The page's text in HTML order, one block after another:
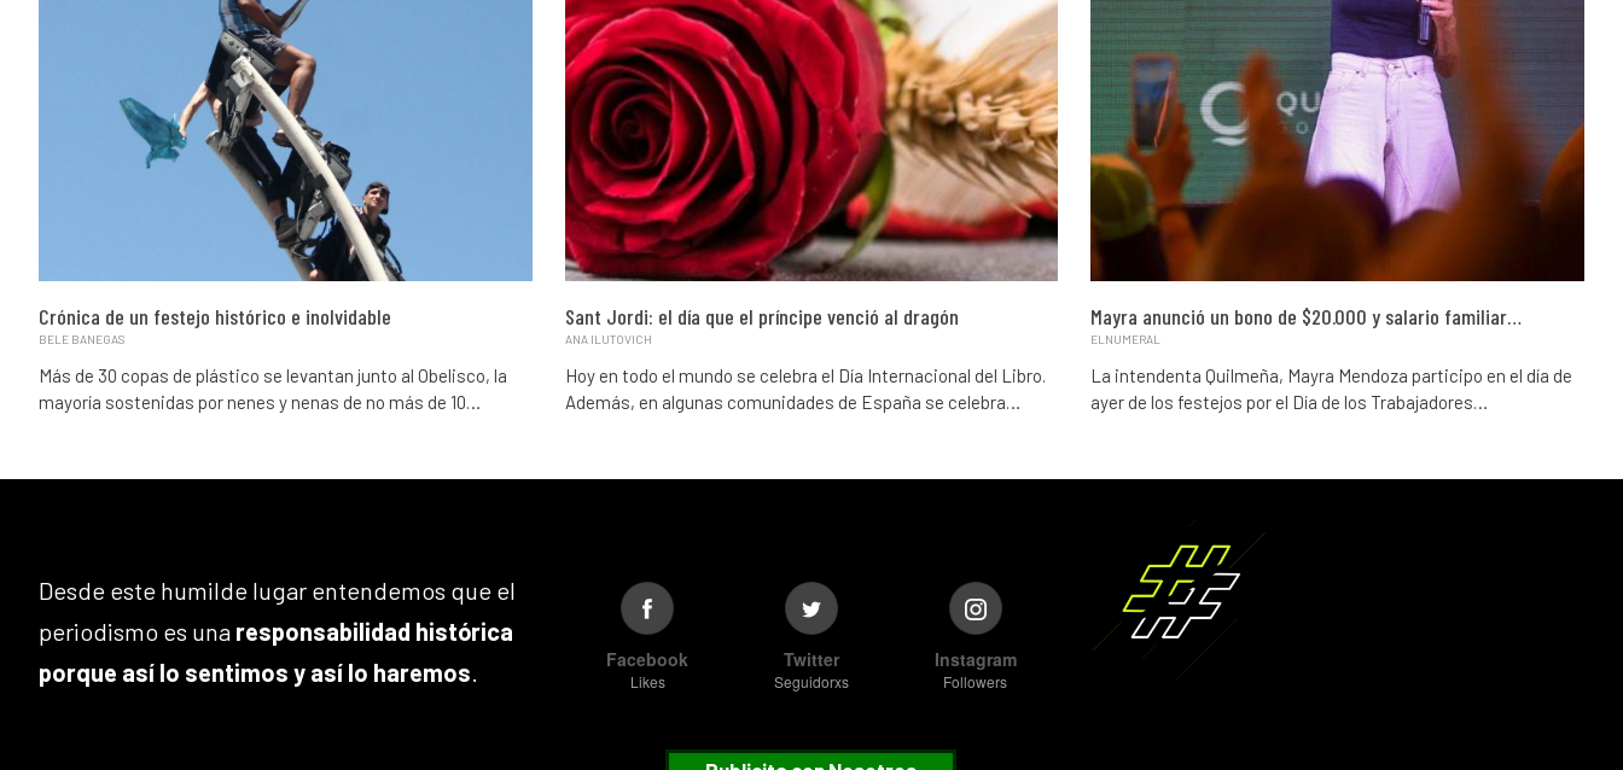
Crónica de un festejo histórico e inolvidable
BELE BANEGAS
Más de 30 copas de plástico se levantan junto al Obelisco, la
mayoría sostenidas por nenes y nenas de no más de 10…
Sant Jordi: el día que el príncipe venció al dragón
ANA ILUTOVICH
Hoy en todo el mundo se celebra el Día Internacional del Libro.
Además, en algunas comunidades de España se celebra…
Mayra anunció un bono de $20.000 y salario familiar…
ELNUMERAL
La intendenta Quilmeña, Mayra Mendoza participo en el día de
ayer de los festejos por el Día de los Trabajadores…
Desde este humilde lugar entendemos que el
periodismo es una responsabilidad histórica
porque así lo sentimos y así lo haremos
Facebook
Likes
Twitter
Seguidorxs
Instagram
Followers